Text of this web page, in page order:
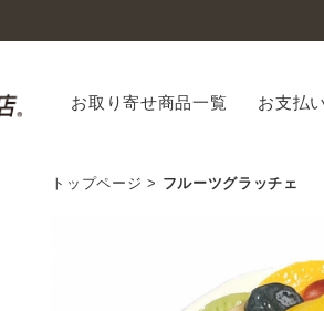
お取り寄せ商品一覧 お支払
トップページ > フルーツグラッチェ